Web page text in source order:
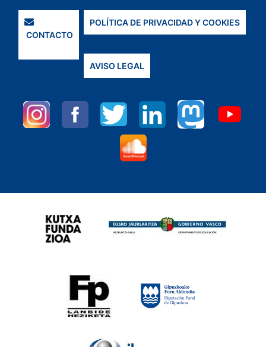
CONTACTO
POLÍTICA DE PRIVACIDAD Y COOKIES
AVISO LEGAL